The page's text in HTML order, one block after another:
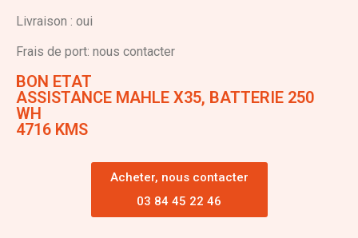
Livraison : oui
Frais de port: nous contacter
BON ETAT
ASSISTANCE MAHLE X35, BATTERIE 250
WH
4716 KMS
Acheter, nous contacter
03 84 45 22 46